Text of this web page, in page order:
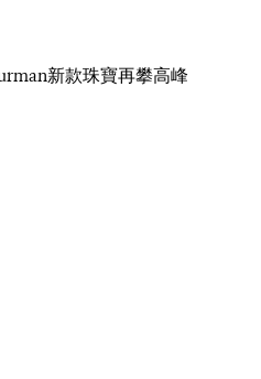
新款珠寶再攀高峰